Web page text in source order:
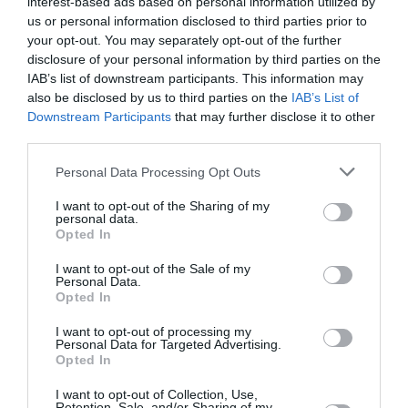
us or personal information disclosed to third parties prior to
your opt-out. You may separately opt-out of the further
disclosure of your personal information by third parties on the
IAB’s list of downstream participants. This information may
also be disclosed by us to third parties on the IAB’s List of
Downstream Participants that may further disclose it to other
Personal Data Processing Opt Outs
I want to opt-out of the Sharing of my
personal data.
Opted In
I want to opt-out of the Sale of my
Personal Data.
Opted In
I want to opt-out of processing my
Personal Data for Targeted Advertising.
Opted In
I want to opt-out of Collection, Use,
Appel aux lecteurs !
Soutenez Air Journal participezà son
développement !
DERNIERS COMMENTAIRES
Jmp
19 h 23 sans escale : le Boeing 777F de National